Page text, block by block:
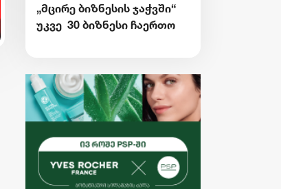
„მცირე ბიზნესის ჯაჭვში“
უკვე 30 ბიზნესი ჩაერთო